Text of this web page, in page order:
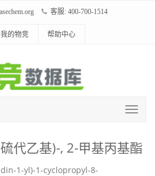
客服: 400-700-1514
我的物竞 帮助中心
代乙基)-, 2-甲基丙基酯
1-yl)-1-cyclopropyl-8-